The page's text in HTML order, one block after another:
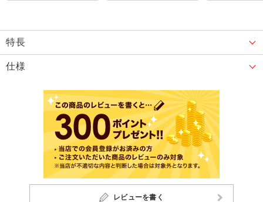
特長
仕様
レビューを書く